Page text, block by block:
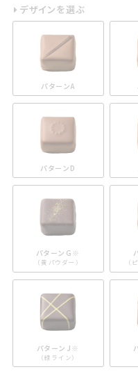
デザインを選ぶ
パターンA
パターンD
パターンG ※
（黄パウダー） （
パターンJ ※
（緑ライン）